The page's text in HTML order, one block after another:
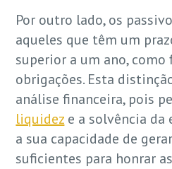
Por outro lado, os
aqueles que têm um
superior a um ano,
obrigações. Esta
análise financeira, pois
liquidez e a solvência da
a sua capacidade de
suficientes para honrar